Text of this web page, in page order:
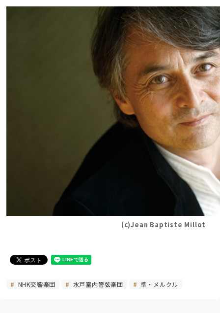
(c)Jean Baptiste Millot
NHK交響楽団 水戸室内管弦楽団 準・メルクル